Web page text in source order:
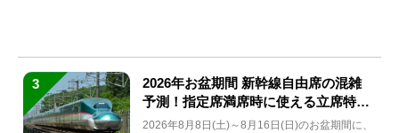
3
2026年お盆期間 新幹線自由席の混雑
予測！指定席満席時に使える立席特急
券も解説
2026年8月8日(土)～8月16日(日)のお盆期間に、